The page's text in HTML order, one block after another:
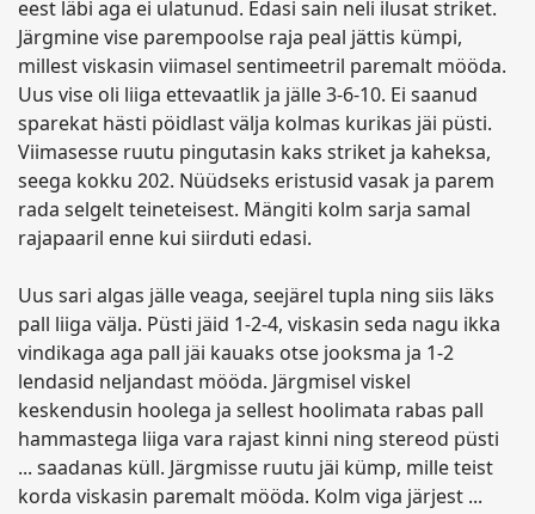
eest läbi aga ei ulatunud. Edasi sain neli ilusat striket.
Järgmine vise parempoolse raja peal jättis kümpi,
millest viskasin viimasel sentimeetril paremalt mööda.
Uus vise oli liiga ettevaatlik ja jälle 3-6-10. Ei saanud
sparekat hästi pöidlast välja kolmas kurikas jäi püsti.
Viimasesse ruutu pingutasin kaks striket ja kaheksa,
seega kokku 202. Nüüdseks eristusid vasak ja parem
rada selgelt teineteisest. Mängiti kolm sarja samal
rajapaaril enne kui siirduti edasi.
Uus sari algas jälle veaga, seejärel tupla ning siis läks
pall liiga välja. Püsti jäid 1-2-4, viskasin seda nagu ikka
vindikaga aga pall jäi kauaks otse jooksma ja 1-2
lendasid neljandast mööda. Järgmisel viskel
keskendusin hoolega ja sellest hoolimata rabas pall
hammastega liiga vara rajast kinni ning stereod püsti
... saadanas küll. Järgmisse ruutu jäi kümp, mille teist
korda viskasin paremalt mööda. Kolm viga järjest ...